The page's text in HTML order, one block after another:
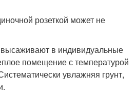
розеткой может не
в индивидуальные
помещение с температурой
увлажняя грунт,